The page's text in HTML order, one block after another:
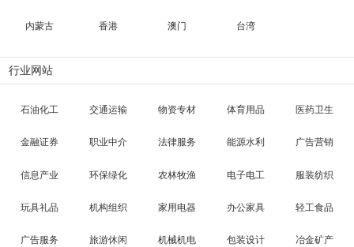
内蒙古 香港 澳门 台湾
行业网站
石油化工 交通运输 物资专材 体育用品 医药卫生
金融证券 职业中介 法律服务 能源水利 广告营销
信息产业 环保绿化 农林牧渔 电子电工 服装纺织
玩具礼品 机构组织 家用电器 办公家具 轻工食品
广告服务 旅游休闲 机械机电 包装设计 冶金矿产